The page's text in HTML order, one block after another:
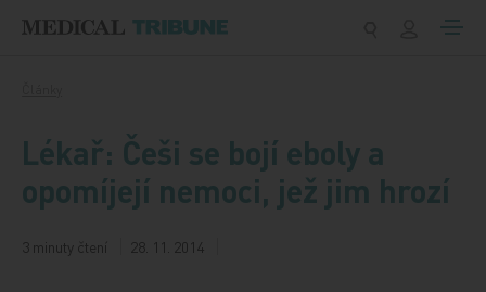
Lékař: Češi se bojí eboly a
opomíjejí nemoci, jež jim hrozí
3 minuty čtení 28. 11. 2014